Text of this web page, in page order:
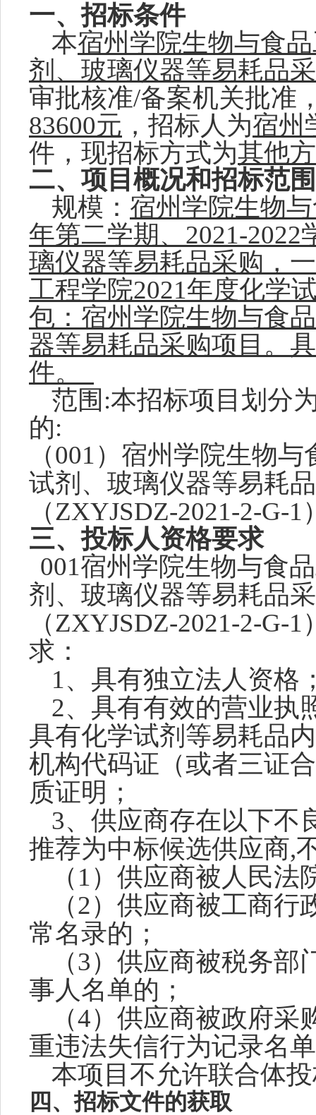
一、招标条件
本宿州学院生物与食
剂、玻璃仪器等易耗品
审批核准/备案机关批准
83600元 ，招标人为宿州
件，现招标方式为其他
二、项目 概况和招标范围
规模： 宿州学院生物
年第二学期、2021-
璃仪器等易耗品采购，
工程学院2021年度化学
包：宿州学院生物与食
器等易耗品采购项目。
件。
范围 :本招标项目划分
的:
（001）宿州学院生物与
试剂、玻璃仪器等易耗
（ZXYJSDZ-2021-2-G-1
三、投标人资格要求
001宿州学院生物与食
剂、玻璃仪器等易耗品
（ZXYJSDZ-2021-2-G-1
求：
1、具有独立法人资格
2、具有有效的营业执
具有化学试剂等易耗品
机构代码证（或者三证
质证明；
3、 供应商存在以下不
推荐为中标候选供应商,
（ 1）供应商被人民法
（2）供应商被工商行
常名录的；
（3）供应商被税务部
事人名单的；
（4）供应商被政府采
重违法失信行为记录名
本项目不允许联合体
四、招标文件的获取